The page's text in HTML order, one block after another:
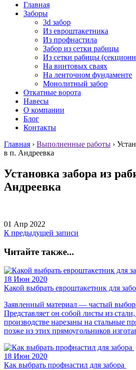
Главная
Заборы
3d забор
Из евроштакетника
Из профнастила
Забор из сетки рабицы
Из сетки рабицы
На винтовых сваях
На ленточном фундаменте
Монолитный забор
Откатные ворота
Навесы
О компании
Блог
Контакты
Главная › Выполненные работы ›
в п. Андреевка
Установка забора из
Андреевка
01 Апр 2022
К предыдущей записи
Читайте также...
18 Июн 2020
Какой выбрать евроштакетник для
Заявленный материал — частый выбор
Представляет он собой листы из
производстве нарезаны на стальные
позже из этих прямоугольников
18 Июн 2020
Как выбрать профнастил для забора